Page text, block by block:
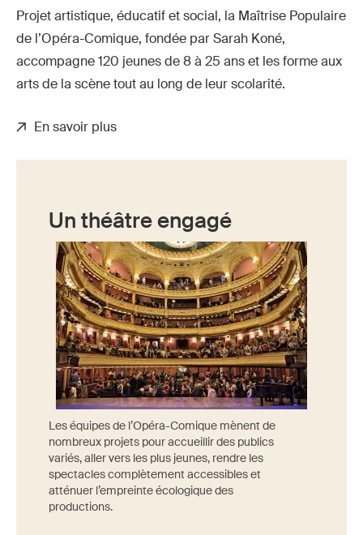
Projet artistique, éducatif et social, la Maîtrise Populaire
de l’Opéra-Comique, fondée par Sarah Koné,
accompagne 120 jeunes de 8 à 25 ans et les forme aux
arts de la scène tout au long de leur scolarité.
En savoir plus
Un théâtre engagé
Les équipes de l’Opéra-Comique mènent de
nombreux projets pour accueillir des publics
variés, aller vers les plus jeunes, rendre les
spectacles complètement accessibles et
atténuer l’empreinte écologique des
productions.